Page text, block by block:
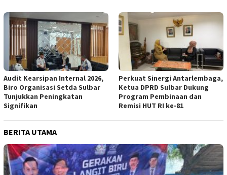
Audit Kearsipan Internal 2026,
Biro Organisasi Setda Sulbar
Tunjukkan Peningkatan
Signifikan
Perkuat Sinergi Antarlembaga,
Ketua DPRD Sulbar Dukung
Program Pembinaan dan
Remisi HUT RI ke-81
BERITA UTAMA